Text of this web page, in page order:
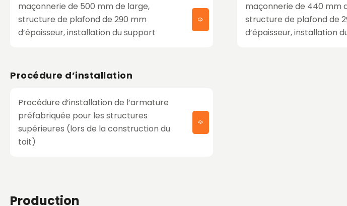
maçonnerie de 500 mm de large,
structure de plafond de 290 mm
d’épaisseur, installation du support
maçonnerie de 440 mm
structure de plafond de
d’épaisseur, installation
Procédure d’installation
Procédure d’installation de l’armature
préfabriquée pour les structures
supérieures (lors de la construction du
toit)
Production